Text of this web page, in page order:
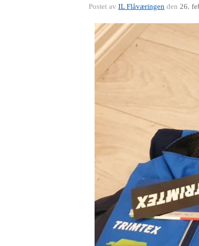
Postet av IL Flåværingen den 26.